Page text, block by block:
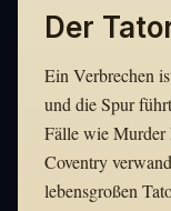
Der
Ein Verbrechen
und die Spur
Fälle wie Murder
Coventry
lebensgroßen